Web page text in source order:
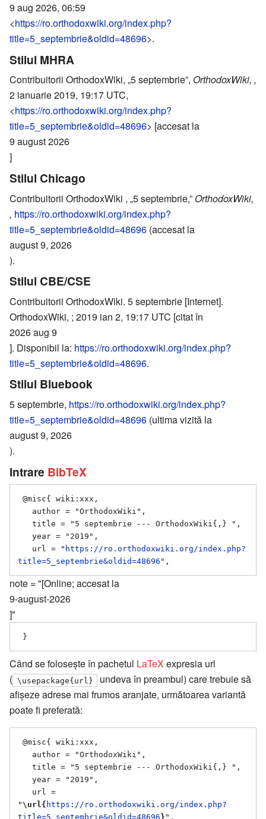
9 aug 2026, 06:59
<https://ro.orthodoxwiki.org/index.php?
title=5_septembrie&oldid=48696>.
Stilul MHRA
Contribuitorii OrthodoxWiki, „5 septembrie”, OrthodoxWiki, ,
2 ianuarie 2019, 19:17 UTC,
<https://ro.orthodoxwiki.org/index.php?
title=5_septembrie&oldid=48696> [accesat la
9 august 2026
]
Stilul Chicago
Contribuitorii OrthodoxWiki , „5 septembrie,” OrthodoxWiki,
, https://ro.orthodoxwiki.org/index.php?
title=5_septembrie&oldid=48696 (accesat la
august 9, 2026
).
Stilul CBE/CSE
Contribuitorii OrthodoxWiki. 5 septembrie [Internet].
OrthodoxWiki, ; 2019 ian 2, 19:17 UTC [citat în
2026 aug 9
]. Disponibil la: https://ro.orthodoxwiki.org/index.php?
title=5_septembrie&oldid=48696.
Stilul Bluebook
5 septembrie, https://ro.orthodoxwiki.org/index.php?
title=5_septembrie&oldid=48696 (ultima vizită la
august 9, 2026
).
Intrare BibTeX
   url = "
https://ro.orthodoxwiki.org/index.php?
title=5_septembrie&oldid=48696
note = "[Online; accesat la
9-august-2026
]"
Când se folosește în pachetul LaTeX expresia url
( \usepackage{url}
undeva în preambul) care trebuie să
afișeze adrese mai frumos aranjate, următoarea variantă
poate fi preferată:
" \url{ https://ro.orthodoxwiki.org/index.php?
title=5_septembrie&oldid=48696 }